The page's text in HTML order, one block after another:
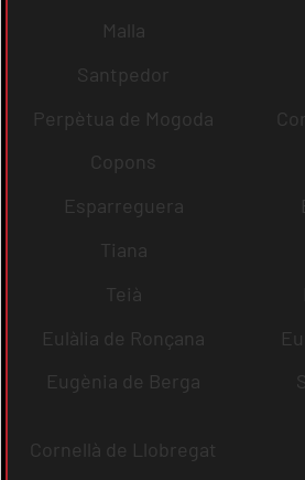
Malla
Santpedor
Perpètua de Mogoda
Copons
Esparreguera
Tiana
Teià
Eulàlia de Ronçana
Eugènia de Berga
Cornellà de Llobregat